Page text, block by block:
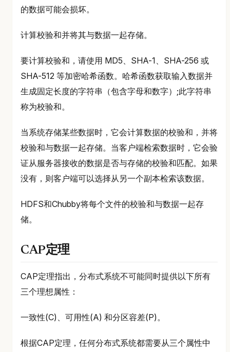
的数据可能会损坏。
计算校验和并将其与数据一起存储。
要计算校验和，请使用 MD5、SHA-1、SHA-256 或
SHA-512 等加密哈希函数。哈希函数获取输入数据并
生成固定长度的字符串（包含字母和数字）;此字符串
称为校验和。
当系统存储某些数据时，它会计算数据的校验和，并将
校验和与数据一起存储。当客户端检索数据时，它会验
证从服务器接收的数据是否与存储的校验和匹配。如果
没有，则客户端可以选择从另一个副本检索该数据。
HDFS和Chubby将每个文件的校验和与数据一起存
储。
CAP定理
CAP定理指出，分布式系统不可能同时提供以下所有
三个理想属性：
一致性(C)、可用性(A) 和分区容差(P)。
根据CAP定理，任何分布式系统都需要从三个属性中